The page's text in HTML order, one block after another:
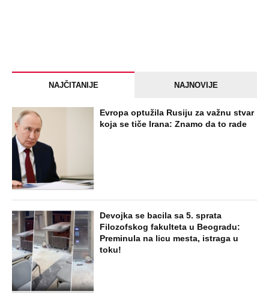
NAJČITANIJE NAJNOVIJE
Evropa optužila Rusiju za važnu stvar
koja se tiče Irana: Znamo da to rade
Devojka se bacila sa 5. sprata
Filozofskog fakulteta u Beogradu:
Preminula na licu mesta, istraga u
toku!